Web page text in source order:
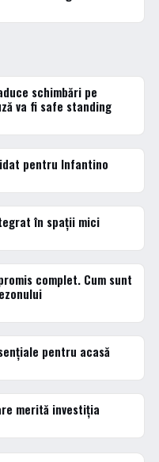
schimbări pe
va fi safe standing
pentru Infantino
în spații mici
complet. Cum sunt
pentru acasă
merită investiția